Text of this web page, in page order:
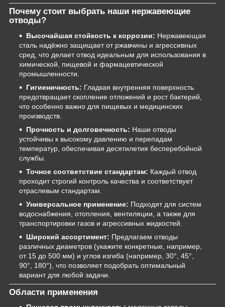
Почему стоит выбрать наши нержавеющие
отводы?
Высочайшая стойкость к коррозии: Нержавеющая
сталь надёжно защищает от ржавчины и агрессивных
сред, что делает отвод идеальным для использования в
химической, пищевой и фармацевтической
промышленности.
Гигиеничность: Гладкая внутренняя поверхность
предотвращает скопление отложений и рост бактерий,
что особенно важно для пищевых и медицинских
производств.
Прочность и долговечность: Наши отводы
устойчивы к высокому давлению и перепадам
температур, обеспечивая десятилетия бесперебойной
службы.
Точное соответствие стандартам: Каждый отвод
проходит строгий контроль качества и соответствует
отраслевым стандартам.
Универсальное применение: Подходят для систем
водоснабжения, отопления, вентиляции, а также для
транспортировки газов и агрессивных жидкостей.
Широкий ассортимент: Предлагаем отводы
различных диаметров (укажите конкретные, например,
от 15 до 500 мм) и углов изгиба (например, 30°, 45°,
90°, 180°), что позволяет подобрать оптимальный
вариант для любой задачи.
Области применения